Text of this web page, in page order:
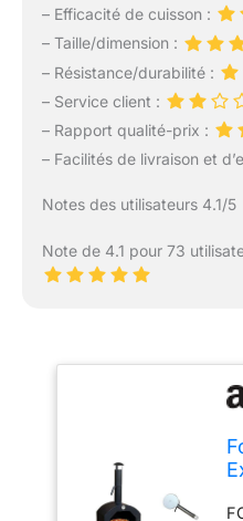
– Efficacité de cuisson :
– Taille/dimension :
– Résistance/durabilité :
– Service client :
– Rapport qualité-prix :
– Facilités de livraison et
Notes des utilisateurs 4.1/5
Note de 4.1 pour 73